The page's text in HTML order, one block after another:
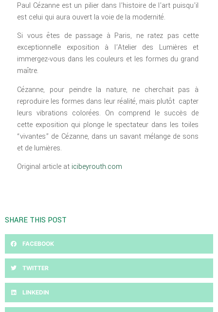
Paul Cézanne est un pilier dans l’histoire de l’art puisqu’il
est celui qui aura ouvert la voie de la modernité.
Si vous êtes de passage à Paris, ne ratez pas cette
exceptionnelle exposition à l’Atelier des Lumières et
immergez-vous dans les couleurs et les formes du grand
maître.
Cézanne, pour peindre la nature, ne cherchait pas à
reproduire les formes dans leur réalité, mais plutôt capter
leurs vibrations colorées. On comprend le succès de
cette exposition qui plonge le spectateur dans les toiles
“vivantes” de Cézanne, dans un savant mélange de sons
et de lumières.
Original article at icibeyrouth.com
SHARE THIS POST
FACEBOOK
TWITTER
LINKEDIN